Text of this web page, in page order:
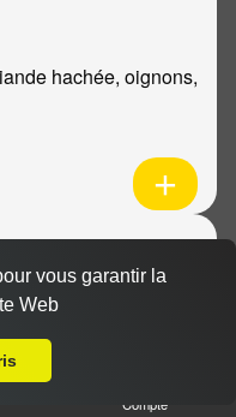
hachée, oignons,
pommes de
Compte
vous garantir la
Web